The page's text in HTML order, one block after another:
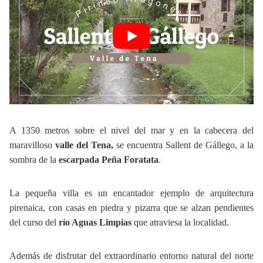
A 1350 metros sobre el nivel del mar y en la cabecera del
maravilloso valle del Tena, se encuentra Sallent de Gállego, a la
sombra de la escarpada Peña Foratata.
La pequeña villa es un encantador ejemplo de arquitectura
pirenaica, con casas en piedra y pizarra que se alzan pendientes
del curso del río Aguas Limpias que atraviesa la localidad.
Además de disfrutar del extraordinario entorno natural del norte